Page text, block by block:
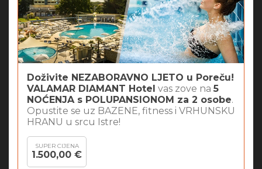
Doživite NEZABORAVNO LJETO u Poreču!
VALAMAR DIAMANT Hotel vas zove na 5
NOĆENJA s POLUPANSIONOM za 2 osobe.
Opustite se uz BAZENE, fitness i VRHUNSKU
HRANU u srcu Istre!
SUPER CIJENA
1.500,00 €